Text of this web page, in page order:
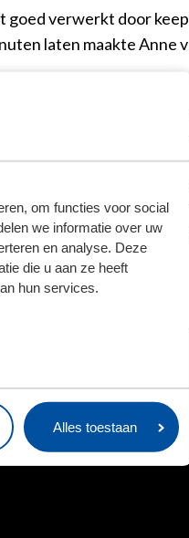
om functies voor social
we informatie over uw
en analyse. Deze
die u aan ze heeft
hun services.
Alles toestaan
verwerkt door
laten maakte Anne
van afstand, maar
werd
van Jet van
na de afgekeurde
in te schieten.